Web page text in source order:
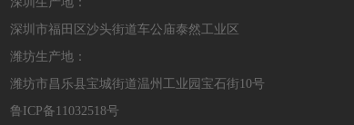
深圳市福田区沙头街道车公庙泰然工业区
潍坊生产地：
潍坊市昌乐县宝城街道温州工业园宝石街10号
鲁ICP备11032518号